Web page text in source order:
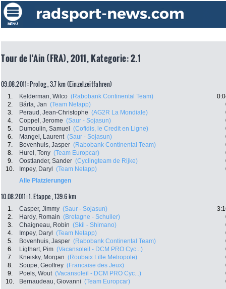
Tour de l'Ain (FRA), 2011, Kategorie: 2.1
09.08.2011: Prolog , 3.7 km (Einzelzeitfahren)
1. Kelderman, Wilco (Rabobank Continental Team)
2.
Bárta, Jan (Team Netapp)
3.
Peraud, Jean-Christophe (AG2R La Mondiale)
4.
Coppel, Jerome (Saur - Sojasun)
5.
Dumoulin, Samuel (Cofidis, le Credit en Ligne)
6.
Mangel, Laurent (Saur - Sojasun)
7.
Bovenhuis, Jasper (Rabobank Continental Team)
8.
Hurel, Tony (Team Europcar)
9.
Oostlander, Sander (Cyclingteam de Rijke)
10.
Impey, Daryl (Team Netapp)
Alle Platzierungen
10.08.2011: 1. Etappe , 139.6 km
1. Casper, Jimmy (Saur - Sojasun)
2.
Hardy, Romain (Bretagne - Schuller)
3.
Chaigneau, Robin (Skil - Shimano)
4.
Impey, Daryl (Team Netapp)
5.
Bovenhuis, Jasper (Rabobank Continental Team)
6.
Ligthart, Pim (Vacansoleil - DCM PRO Cyc...)
7.
Kneisky, Morgan (Roubaix Lille Metropole)
8.
Soupe, Geoffrey (Francaise des Jeux)
9.
Poels, Wout (Vacansoleil - DCM PRO Cyc...)
10.
Bernaudeau, Giovanni (Team Europcar)